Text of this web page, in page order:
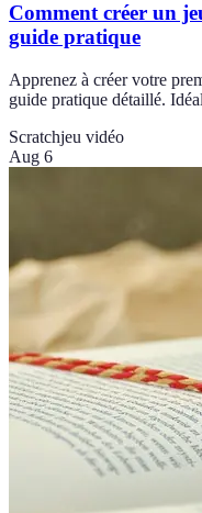
Comment créer un
guide pratique
Apprenez à créer votre
guide pratique détaillé.
Scratchjeu vidéo
Aug 6